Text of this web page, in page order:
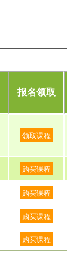
报名领取
领取课程
购买课程
购买课程
购买课程
购买课程